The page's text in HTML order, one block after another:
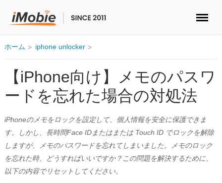
ロック解除&データ復元
データ転送
マルチメディア
便利ツール
ソリューション
ストア
ホーム iphone unlocker
【iPhone向け】メモのパスワ
ードを忘れた場合の対処法
iPhoneのメモをロックを設定して、個人情報を安全に保護できま
す。しかし、長時間Face IDまたはまたは Touch ID でロックを解除
しますが、メモのパスワードを忘れてしまいました。メモのロック
を忘れた時、どうすればいいですか？この問題を解決するために、
以下の内容でリセットしてください。